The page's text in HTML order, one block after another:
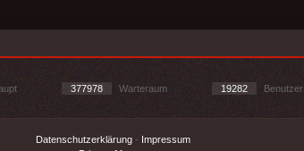
377978 Warteraum 19282 Benutzer
Datenschutzerklärung- Impressum